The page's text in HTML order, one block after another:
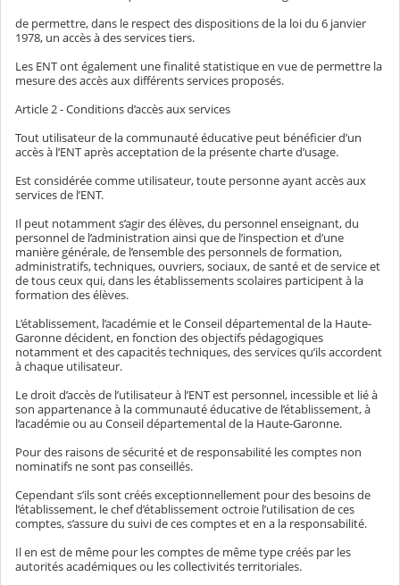
de permettre, dans le respect des dispositions de la loi du 6 janvier
1978, un accès à des services tiers.
Les ENT ont également une finalité statistique en vue de permettre la
mesure des accès aux différents services proposés.
Article 2 - Conditions d’accès aux services
Tout utilisateur de la communauté éducative peut bénéficier d’un
accès à l’ENT après acceptation de la présente charte d’usage.
Est considérée comme utilisateur, toute personne ayant accès aux
services de l’ENT.
Il peut notamment s’agir des élèves, du personnel enseignant, du
personnel de l’administration ainsi que de l’inspection et d’une
manière générale, de l’ensemble des personnels de formation,
administratifs, techniques, ouvriers, sociaux, de santé et de service et
de tous ceux qui, dans les établissements scolaires participent à la
formation des élèves.
L’établissement, l’académie et le Conseil départemental de la Haute-
Garonne décident, en fonction des objectifs pédagogiques
notamment et des capacités techniques, des services qu’ils accordent
à chaque utilisateur.
Le droit d’accès de l’utilisateur à l’ENT est personnel, incessible et lié à
son appartenance à la communauté éducative de l’établissement, à
l’académie ou au Conseil départemental de la Haute-Garonne.
Pour des raisons de sécurité et de responsabilité les comptes non
nominatifs ne sont pas conseillés.
Cependant s’ils sont créés exceptionnellement pour des besoins de
l’établissement, le chef d’établissement octroie l’utilisation de ces
comptes, s’assure du suivi de ces comptes et en a la responsabilité.
Il en est de même pour les comptes de même type créés par les
autorités académiques ou les collectivités territoriales.